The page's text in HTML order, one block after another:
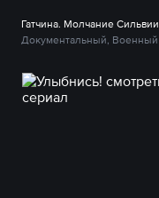
Гатчина. Молчание Сильвии
Документальный, Военный